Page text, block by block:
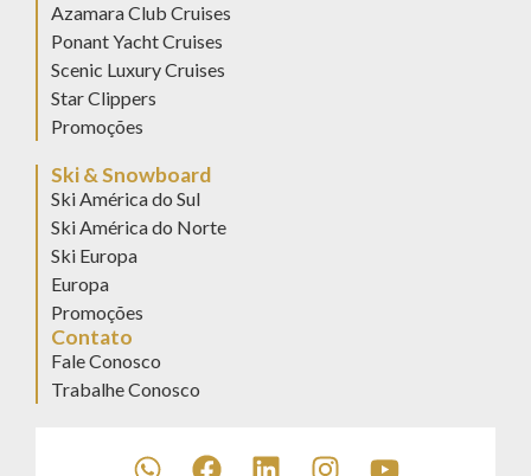
Azamara Club Cruises
Ponant Yacht Cruises
Scenic Luxury Cruises
Star Clippers
Promoções
Ski & Snowboard
Ski América do Sul
Ski América do Norte
Ski Europa
Europa
Promoções
Contato
Fale Conosco
Trabalhe Conosco